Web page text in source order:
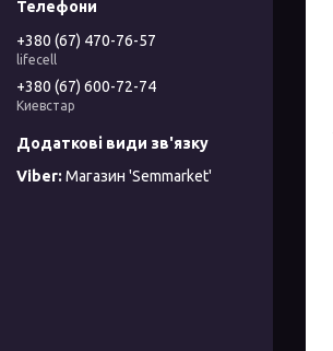
+380 (67) 470-76-57
lifecell
+380 (67) 600-72-74
Киевстар
Магазин 'Semmarket'